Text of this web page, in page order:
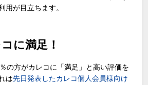
用が目立ちます。
に満足！
の方がカレコに「満足」と高い評価を
は先日発表したカレコ個人会員様向け